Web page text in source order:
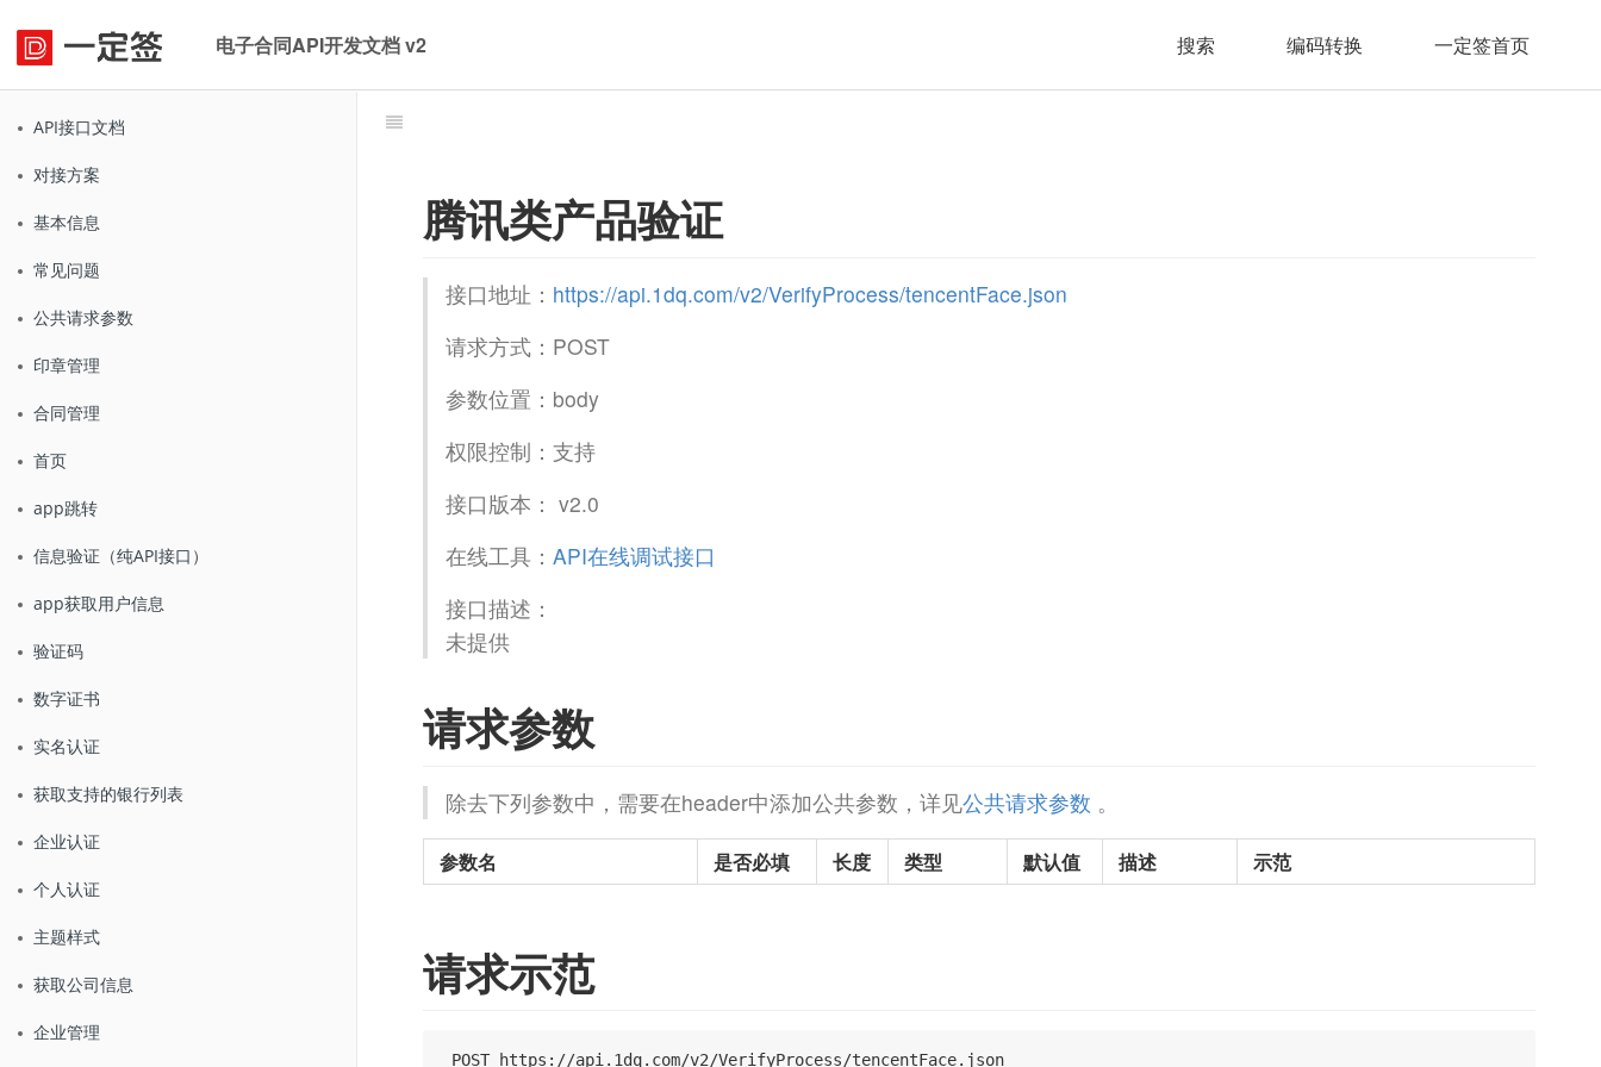
电子合同API开发文档 v2 搜索 编码转换 一定签首页
API接口文档
对接方案
基本信息
常见问题
公共请求参数
印章管理
合同管理
首页
app跳转
信息验证（纯API接口）
app获取用户信息
验证码
数字证书
实名认证
获取支持的银行列表
企业认证
个人认证
主题样式
获取公司信息
企业管理
腾讯类产品验证
接口地址： https://api.1dq.com/v2/VerifyProcess/tencentFace.json
请求方式：POST
参数位置：body
权限控制：支持
接口版本： v2.0
在线工具： API在线调试接口
接口描述：
未提供
请求参数
除去下列参数中，需要在header中添加公共参数，详见公共请求参数 。
参数名 是否必填 长度 类型 默认值 描述 示范
请求示范
POST https://api.1dq.com/v2/VerifyProcess/tencentFace.json